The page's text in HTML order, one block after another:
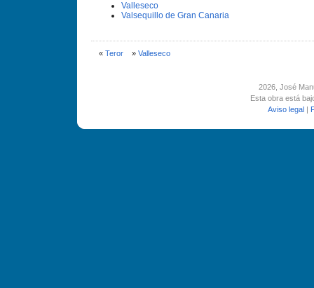
Valleseco
Valsequillo de Gran Canaria
« Teror» Valleseco
2026, José
Esta obra está
Aviso legal |